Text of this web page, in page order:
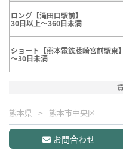
ロング【滝田口駅前】
30日以上～360日未満
ショート【熊本電鉄藤崎宮前駅東】
～30日未満
熊本県 熊本市中央区
お問合わせ